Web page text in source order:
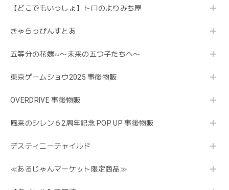
【どこでもいっしょ】トロのよりみち屋
きゃらっぴんすとあ
五等分の花嫁∽〜未来の五つ子たちへ〜
東京ゲームショウ2025 事後物販
OVERDRIVE 事後物販
風来のシレン６2周年記念 POP UP 事後物販
デスティニーチャイルド
≪あるじゃんマーケット限定商品≫